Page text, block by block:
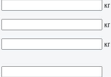
кг
кг
кг